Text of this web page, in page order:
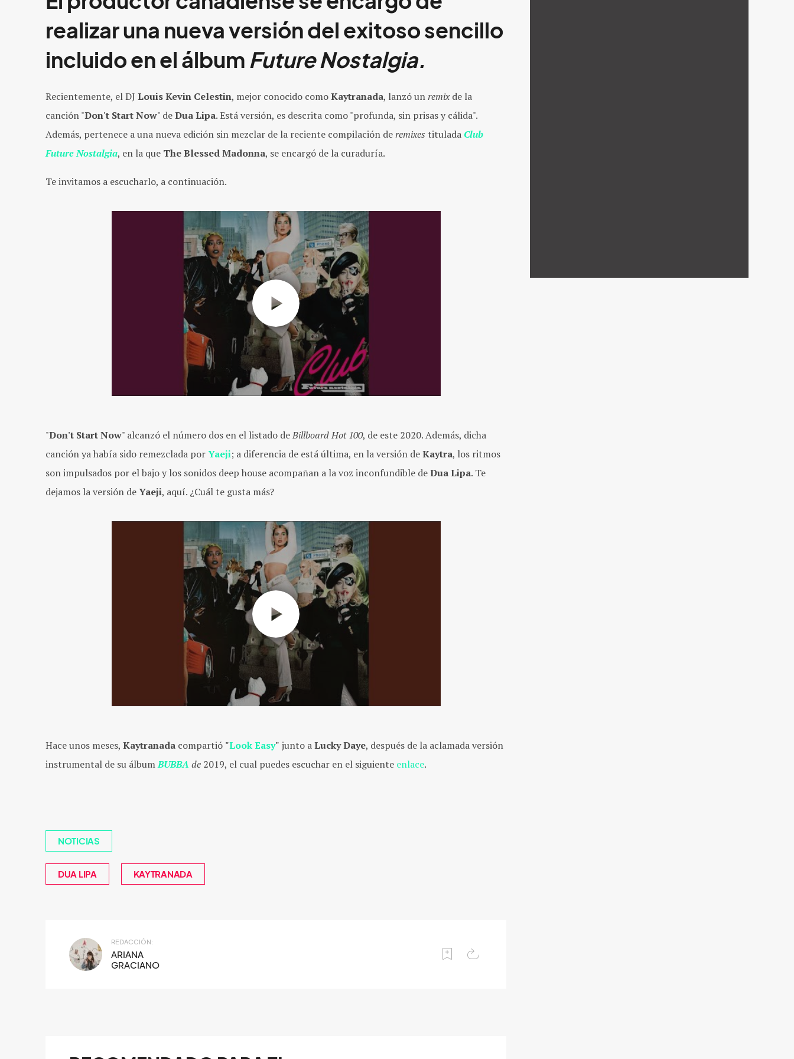
realizar una nueva versión del exitoso sencillo
incluido en el álbum Future Nostalgia.
Recientemente, el DJ Louis Kevin Celestin, mejor conocido comoKaytranada, lanzó unremixde la
canción "Don't Start Now" deDua Lipa. Está versión, es descrita como "profunda, sin prisas y cálida".
Además, pertenece a una nueva edición sin mezclar de la reciente compilación deremixes titulada Club
Future Nostalgia, en la que The Blessed Madonna, se encargó de la curaduría.
Te invitamos a escucharlo, a continuación.
"Don't Start Now" alcanzó el número dos en el listado deBillboard Hot 100, de este 2020. Además, dicha
canción ya había sido remezclada porYaeji; a diferencia de está última, en la versión deKaytra, los ritmos
son impulsados por el bajo y los sonidos deep house acompañan a la voz inconfundible deDua Lipa. Te
dejamos la versión deYaeji, aquí. ¿Cuál te gusta más?
Hace unos meses, Kaytranada compartió "Look Easy" junto aLucky Daye, después de la aclamada versión
instrumental de su álbumBUBBA de 2019, el cual puedes escuchar en el siguiente enlace.
NOTICIAS
DUA LIPA KAYTRANADA
REDACCIÓN:
ARIANA
GRACIANO